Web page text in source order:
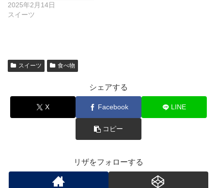
2025年2月14日
スイーツ
スイーツ 食べ物
シェアする
X Facebook LINE
コピー
リザをフォローする